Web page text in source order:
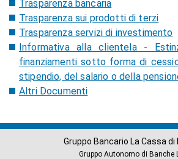
Trasparenza bancaria
Trasparenza sui prodotti di terzi
Trasparenza servizi di investimento
Informativa alla clientela -
finanziamenti sotto forma di
stipendio, del salario o della
Altri Documenti
Gruppo Bancario La Cassa di
Gruppo Autonomo di Banche